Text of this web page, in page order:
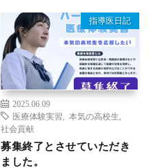
指導医日記
2025.06.09
医療体験実習
本気の高校生
社会貢献
募集終了とさせていただき
ました。